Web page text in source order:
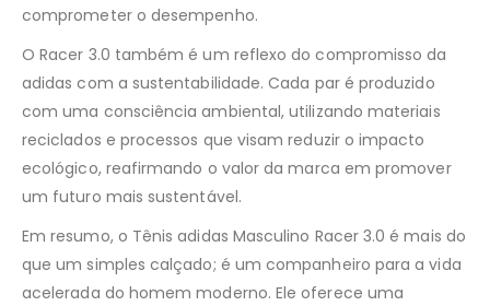
comprometer o desempenho.
O Racer 3.0 também é um reflexo do compromisso da
adidas com a sustentabilidade. Cada par é produzido
com uma consciência ambiental, utilizando materiais
reciclados e processos que visam reduzir o impacto
ecológico, reafirmando o valor da marca em promover
um futuro mais sustentável.
Em resumo, o Tênis adidas Masculino Racer 3.0 é mais do
que um simples calçado; é um companheiro para a vida
acelerada do homem moderno. Ele oferece uma